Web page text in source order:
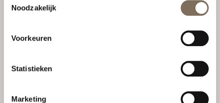
Noodzakelijk
Voorkeuren
Statistieken
Marketing